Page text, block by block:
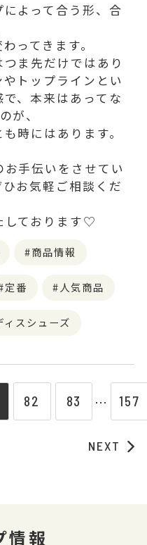
よって合う形、合
ってきます。
ま先だけではあり
トップラインとい
、本来はあってな
が、
時にはあります。
手伝いをさせてい
お気軽ご相談くだ
しております♡
商品情報
定番 人気商品
ィスシューズ
82 83 ⋯ 157
NEXT
情報